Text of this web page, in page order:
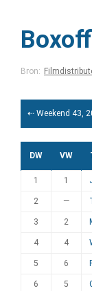
Bron:
⇠ Weekend 43,
DW VW
1 1
2 —
3 2
4 4
5 6
6 5